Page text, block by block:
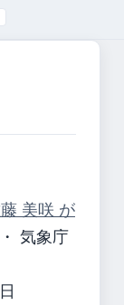
美咲 が
・ 気象庁